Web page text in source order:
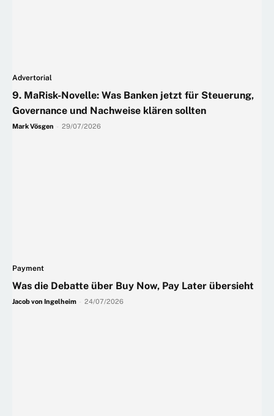
Advertorial
9. MaRisk-Novelle: Was Banken jetzt für Steuerung,
Governance und Nachweise klären sollten
Mark Vösgen 29/07/2026
Payment
Was die Debatte über Buy Now, Pay Later übersieht
Jacob von Ingelheim 24/07/2026